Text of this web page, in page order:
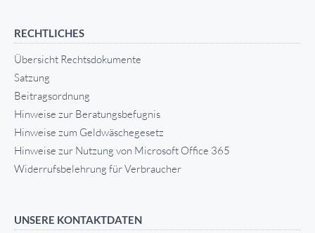
RECHTLICHES
Übersicht Rechtsdokumente
Satzung
Beitragsordnung
Hinweise zur Beratungsbefugnis
Hinweise zum Geldwäschegesetz
Hinweise zur Nutzung von Microsoft Office 365
Widerrufsbelehrung für Verbraucher
UNSERE KONTAKTDATEN